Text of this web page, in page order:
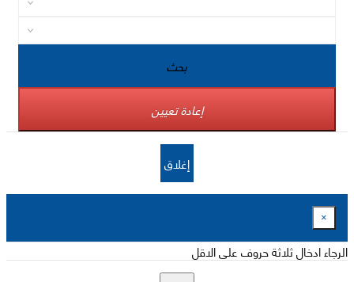
بحث
إعادة تعيين
إغلاق
×
الرجاء ادخال ثلاثة حروف على الاقل